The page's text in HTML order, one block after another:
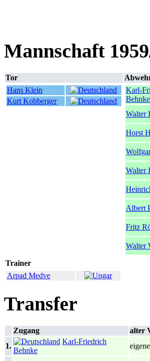
Mannschaft
Tor
Hans Klein
Kurt Kobberger
Karl-
Behnke
Walter
Horst
Walter
Albert
Fritz
Walter
Trainer
Arpad Medve
Transfer
Zugang
alter
1.
Karl-Friedrich
Behnke